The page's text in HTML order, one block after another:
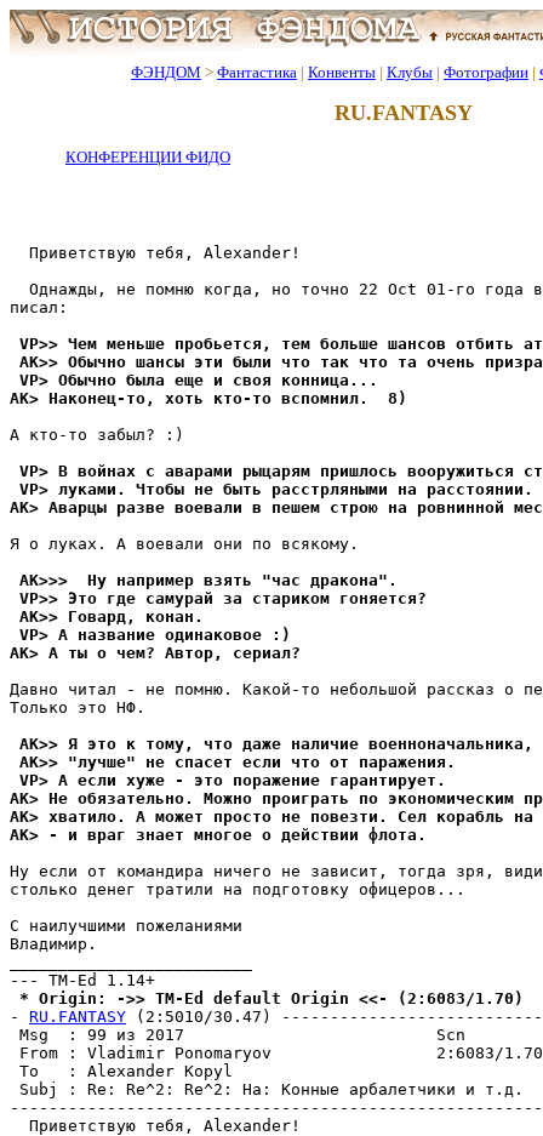
ФЭНДОМ > Фантастика | Конвенты | Клубы | Фотографии |
RU.FANTASY
КОНФЕРЕНЦИИ ФИДО
  Приветствую тебя, Alexander!
Однажды, не помню когда, но точно 22 Oct 01-го года
писал:
VP>> Чем меньше пробьется, тем больше шансов отбить
AK>> Обычно шансы эти были что так что та очень
VP> Обычно была еще и своя конница...
AK> Hаконец-то, хоть кто-то вспомнил.  8)
А кто-то забыл? :)
VP> В войнах с аварами рыцарям пришлось вооружиться
VP> луками. Чтобы не быть расстрляными на расстоянии.
AK> Аварцы разве воевали в пешем строю на ровнинной
Я о луках. А воевали они по всякому.
AK>>>  Ну например взять "час дракона".
VP>> Это где самурай за стариком гоняется?
AK>> Говард, конан.
VP> А название одинаковое :)
AK> А ты о чем? Автор, сериал?
Давно читал - не помню. Kакой-то небольшой рассказ о
Только это HФ.
AK>> Я это к тому, что даже наличие военноначальника,
AK>> "лучше" не спасет если что от паражения.
VP> А если хуже - это поражение гарантирует.
AK> Не обязательно. Можно проиграть по экономическим
AK> хватило. А может просто не повезти. Сел корабль
AK> - и враг знает многое о действии флота.
Ну если от командира ничего не зависит, тогда зря,
столько денег тратили на подготовку офицеров...
С наилучшими пожеланиями
Владимир.
* Origin: ->> TM-Ed default Origin <<- (2:6083/1.70)
- RU.FANTASY (2:5010/30.47)
Msg  : 99 из 2017                          Scn
From : Vladimir Ponomaryov                 2:6083/
To   : Alexander Kopyl
Subj : Re: Re^2: Re^2: Hа: Конные арбалетчики и т.д.
  Приветствую тебя, Alexander!